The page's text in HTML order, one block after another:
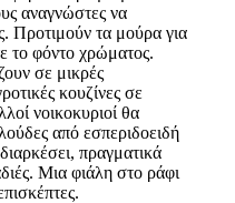
αναγνώστες να
Προτιμούν τα μούρα για
το φόντο χρώματος.
σε μικρές
κουζίνες σε
νοικοκυριοί θα
από εσπεριδοειδή
πραγματικά
Μια φιάλη στο ράφι